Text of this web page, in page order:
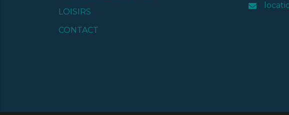
LOISIRS
CONTACT